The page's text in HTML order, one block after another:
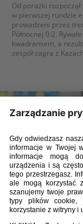
Od porażki
w pierwszej rundzie
prowadzeni przez
Północnej 0:2.
kwadransem, a
zespół zagra z
U-19:
MISTRZOSTW